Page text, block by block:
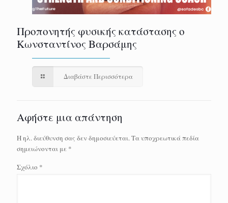
Προπονητής φυσικής κατάστασης ο
Κωνσταντίνος Βαρσάμης
Διαβάστε Περισσότερα
Αφήστε μια απάντηση
Η ηλ. διεύθυνση σας δεν δημοσιεύεται.Τα υποχρεωτικά πεδία
σημειώνονται με *
Σχόλιο *